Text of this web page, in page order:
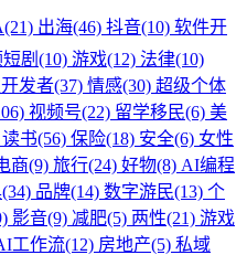
出海(46) 抖音(10) 软件开
剧(10) 游戏(12) 法律(10)
发者(37) 情感(30) 超级个体
视频号(22) 留学移民(6) 美
读书(56) 保险(18) 安全(6) 女性
商(9) 旅行(24) 好物(8) AI编程
品牌(14) 数字游民(13) 个
影音(9) 减肥(5) 两性(21) 游戏
工作流(12) 房地产(5) 私域